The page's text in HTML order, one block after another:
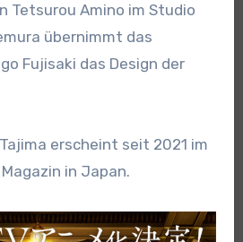
Tetsurou Amino im Studio
übernimmt das
Fujisaki das Design der
erscheint seit 2021 im
in Japan.